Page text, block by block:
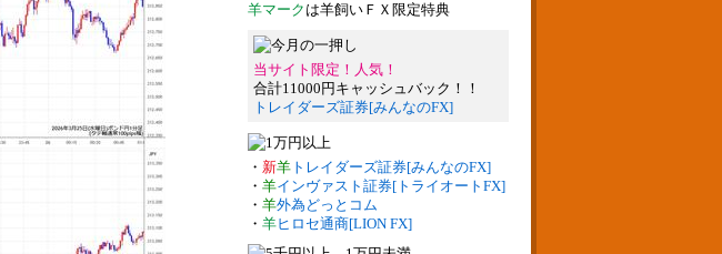
羊マーク は羊飼いＦＸ限定特典
当サイト限定！人気！
合計11000円キャッシュバック！！
トレイダーズ証券[みんなのFX]
・ 新羊 トレイダーズ証券[みんなのFX]
・ 羊インヴァスト証券[トライオートFX]
・ 羊外為どっとコム
・ 羊ヒロセ通商[LION FX]